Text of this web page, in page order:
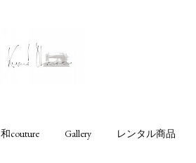
和couture Gallery レンタル商品